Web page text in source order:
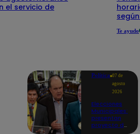
el servicio de
Te ayudo
Política 07 de
agosto
2026
Elecciones
Municipales:
presentan
proyecto de